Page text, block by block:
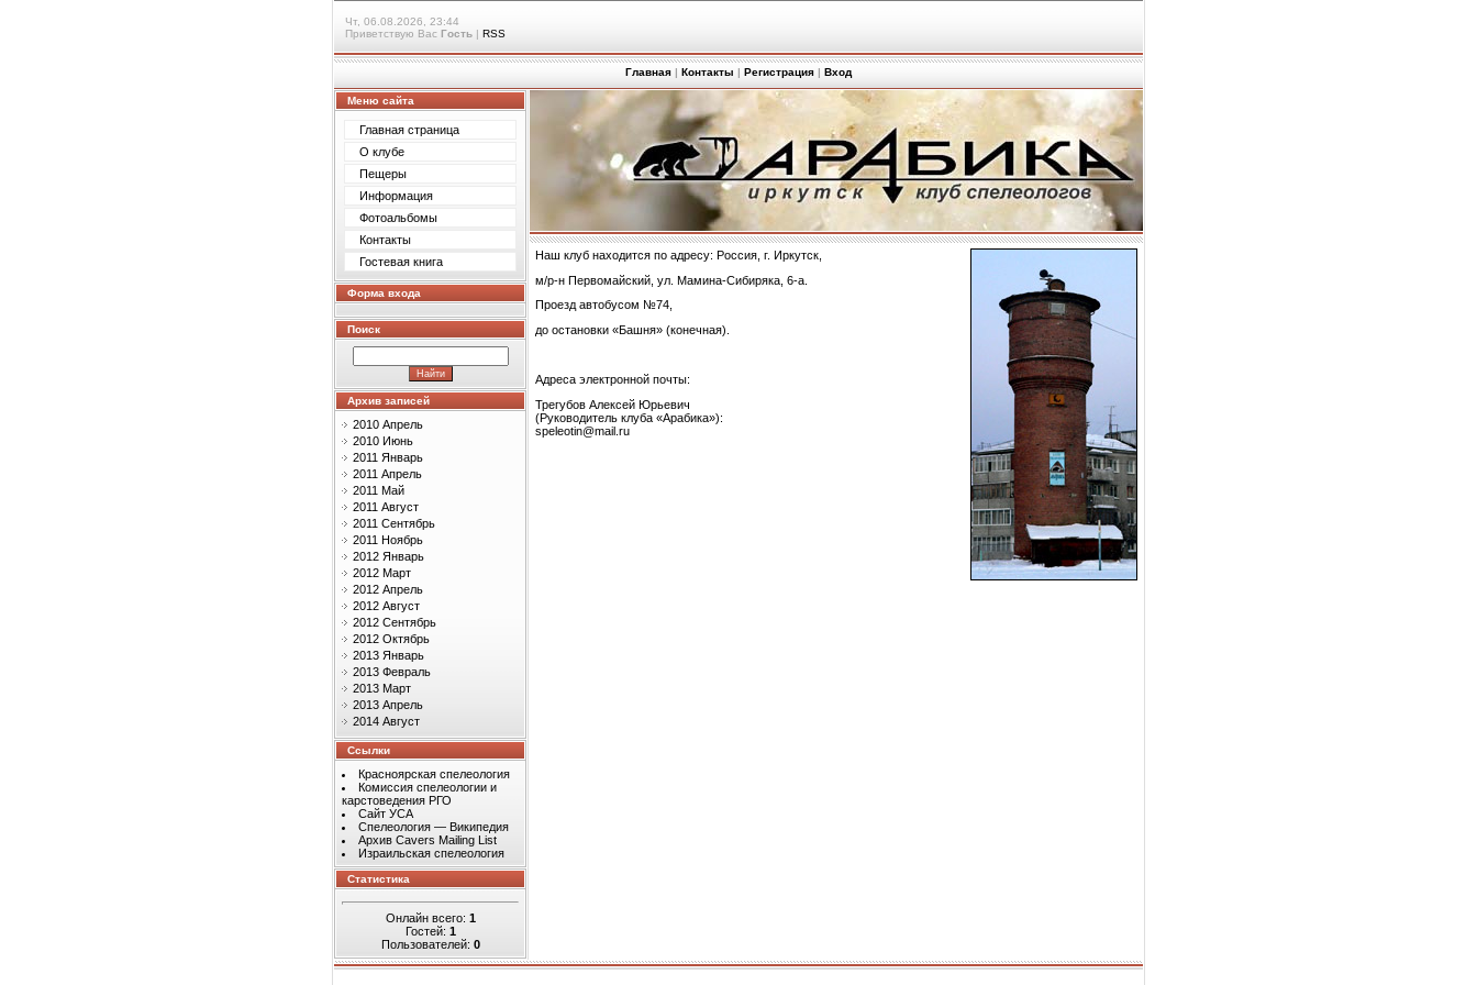
Чт, 06.08.2026, 23:44
Приветствую Вас Гость | RSS
Главная | Контакты | Регистрация | Вход
Меню сайта
Главная страница
О клубе
Пещеры
Информация
Фотоальбомы
Контакты
Гостевая книга
Форма входа
Поиск
Архив записей
2010 Апрель
2010 Июнь
2011 Январь
2011 Апрель
2011 Май
2011 Август
2011 Сентябрь
2011 Ноябрь
2012 Январь
2012 Март
2012 Апрель
2012 Август
2012 Сентябрь
2012 Октябрь
2013 Январь
2013 Февраль
2013 Март
2013 Апрель
2014 Август
Ссылки
Красноярская спелеология
Комиссия спелеологии и
карстоведения РГО
Сайт УСА
Спелеология — Википедия
Архив Cavers Mailing List
Израильская спелеология
Статистика
Онлайн всего: 1
Гостей: 1
Пользователей: 0
Наш клуб находится по адресу: Россия, г. Иркутск,
м/р-н Первомайский, ул. Мамина-Сибиряка, 6-а.
Проезд автобусом №74,
до остановки «Башня» (конечная).
Адреса электронной почты:
Трегубов Алексей Юрьевич
(Руководитель клуба «Арабика»):
speleotin@mail.ru